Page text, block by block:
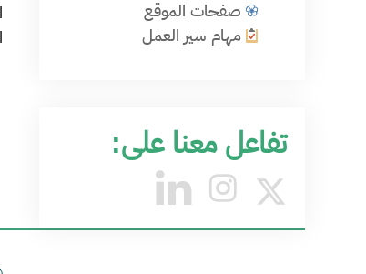
صفحات الموقع
مهام سير العمل
تفاعل معنا على: